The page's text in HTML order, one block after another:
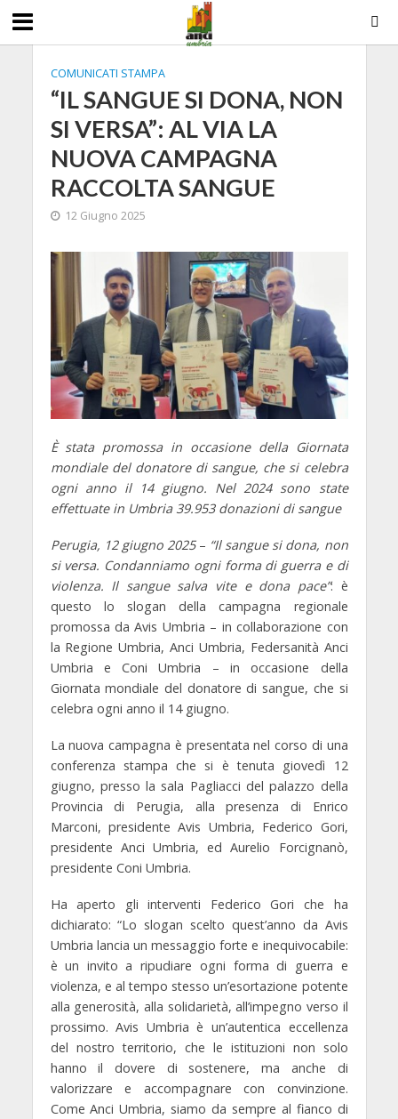
COMUNICATI STAMPA
“IL SANGUE SI DONA, NON
SI VERSA”: AL VIA LA
NUOVA CAMPAGNA
RACCOLTA SANGUE
12 Giugno 2025
È stata promossa in occasione della Giornata
mondiale del donatore di sangue, che si celebra
ogni anno il 14 giugno. Nel 2024 sono state
effettuate in Umbria 39.953 donazioni di sangue
Perugia, 12 giugno 2025 – “Il sangue si dona, non
si versa. Condanniamo ogni forma di guerra e di
violenza. Il sangue salva vite e dona pace”: è
questo lo slogan della campagna regionale
promossa da Avis Umbria – in collaborazione con
la Regione Umbria, Anci Umbria, Federsanità Anci
Umbria e Coni Umbria – in occasione della
Giornata mondiale del donatore di sangue, che si
celebra ogni anno il 14 giugno.
La nuova campagna è presentata nel corso di una
conferenza stampa che si è tenuta giovedì 12
giugno, presso la sala Pagliacci del palazzo della
Provincia di Perugia, alla presenza di Enrico
Marconi, presidente Avis Umbria, Federico Gori,
presidente Anci Umbria, edAurelio Forcignanò,
presidente Coni Umbria.
Ha aperto gli interventi Federico Gori che ha
dichiarato: “Lo slogan scelto quest’anno da Avis
Umbria lancia un messaggio forte e inequivocabile:
è un invito a ripudiare ogni forma di guerra e
violenza, e al tempo stesso un’esortazione potente
alla generosità, alla solidarietà, all’impegno verso il
prossimo. Avis Umbria è un’autentica eccellenza
del nostro territorio, che le istituzioni non solo
hanno il dovere di sostenere, ma anche di
valorizzare e accompagnare con convinzione.
Come Anci Umbria, siamo da sempre al fianco di